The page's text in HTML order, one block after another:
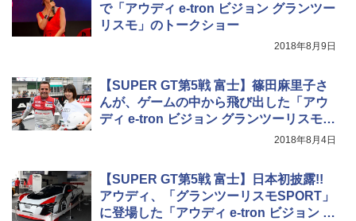
で「アウディ e-tron ビジョン グランツー
リスモ」のトークショー
2018年8月9日
【SUPER GT第5戦 富士】篠田麻里子さ
んが、ゲームの中から飛び出した「アウ
ディ e-tron ビジョン グランツーリスモ」
2018年8月4日
【SUPER GT第5戦 富士】日本初披露!!
アウディ、「グランツーリスモSPORT」
に登場した「アウディ e-tron ビジョン グ